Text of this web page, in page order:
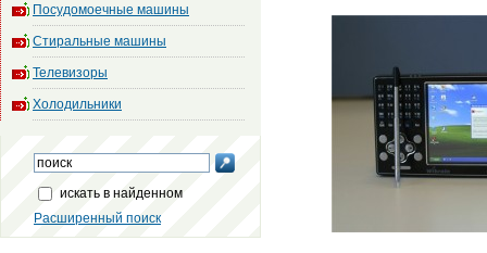
Посудомоечные машины
Стиральные машины
Телевизоры
Холодильники
искать в найденном
Расширенный поиск